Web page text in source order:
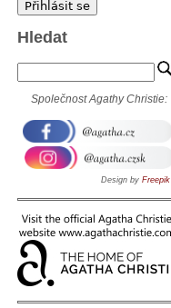
Hledat
Společnost Agathy Christie:
Design by Freepik